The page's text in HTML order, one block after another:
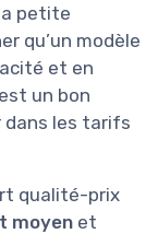
petite
qu’un modèle
et en
un bon
dans les tarifs
qualité-prix
moyen et